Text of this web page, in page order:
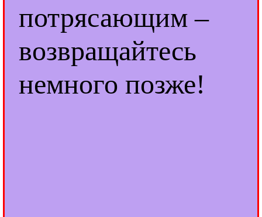
потрясающим –
возвращайтесь
немного позже!